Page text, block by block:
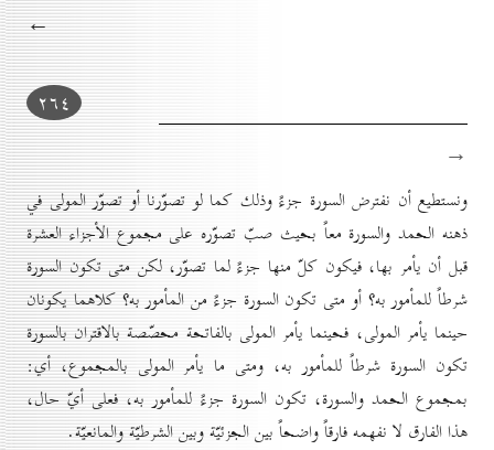
←
۲٦٤
→
ونستطيع أن نفترض السورة جزءً وذلك كما لو تصوّرنا أو تصوّر المولى في
ذهنه الحمد والسورة معاً بحيث صبّ تصوّره على مجموع الأجزاء العشرة
قبل أن يأمر بها، فيكون كلّ منها جزءً لما تصوّر، لكن متى تكون السورة
شرطاً للمأمور به؟ أو متى تكون السورة جزءً من المأمور به؟ كلاهما يكونان
حينما يأمر المولى، فحينما يأمر المولى بالفاتحة محصّصة بالاقتران بالسورة
تكون السورة شرطاً للمأمور به، ومتى ما يأمر المولى بالمجموع، أي:
بمجموع الحمد والسورة، تكون السورة جزءً للمأمور به، فعلى أيّ حال،
هذا الفارق لا نفهمه فارقاً واضحاً بين الجزئيّة وبين الشرطيّة والمانعيّة.